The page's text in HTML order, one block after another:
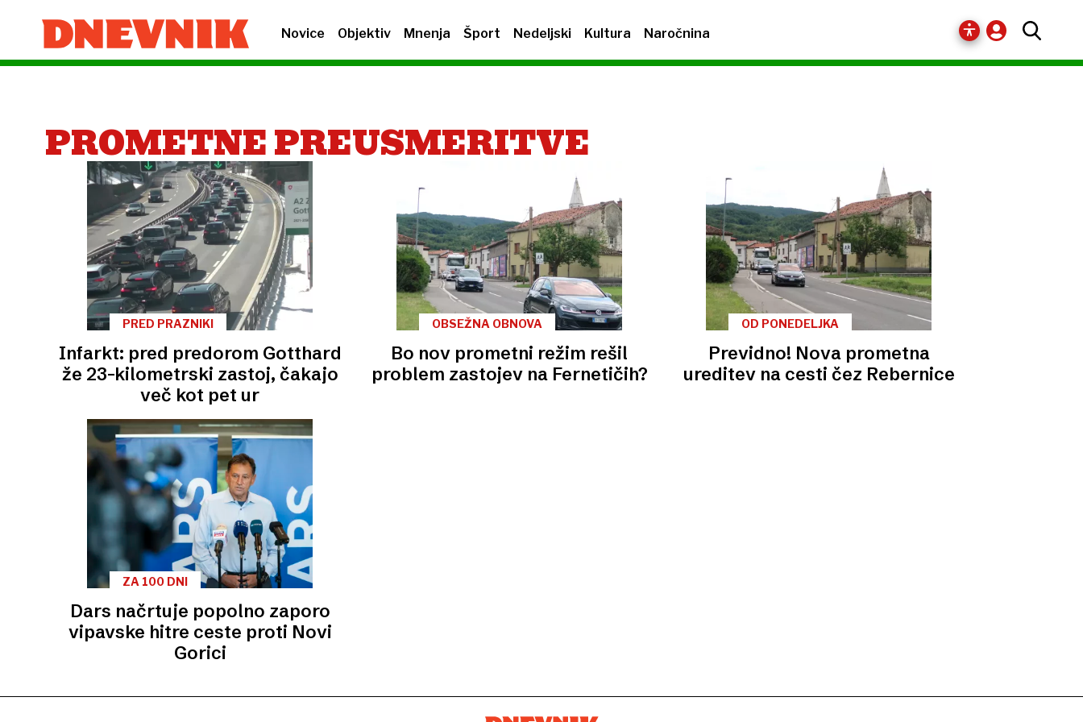
Novice Objektiv Mnenja Šport Nedeljski Kultura Naročnina
PROMETNE PREUSMERITVE
PRED PRAZNIKI
Infarkt: pred predorom Gotthard
že 23-kilometrski zastoj, čakajo
več kot pet ur
OBSEŽNA OBNOVA
Bo nov prometni režim rešil
problem zastojev na Fernetičih?
OD PONEDELJKA
Previdno! Nova prometna
ureditev na cesti čez Rebernice
ZA 100 DNI
Dars načrtuje popolno zaporo
vipavske hitre ceste proti Novi
Gorici